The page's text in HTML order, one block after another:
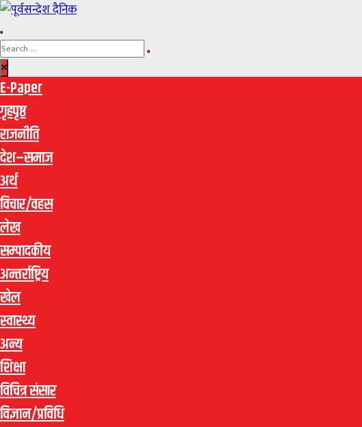
E-Paper
गृहपृष्ठ
राजनीति
देश–समाज
अर्थ
विचार/वहस
लेख
सम्पादकीय
अन्तर्राष्ट्रिय
खेल
स्वास्थ्य
अन्य
शिक्षा
विचित्र संसार
विज्ञान/प्रविधि